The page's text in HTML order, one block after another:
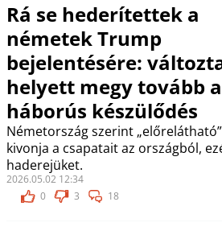
Rá se hederítettek a
németek Trump
bejelentésére:
helyett megy tovább a
háborús készülődés
Németország szerint
kivonja a csapatait az országból,
haderejüket.
2026.05.02 12:34
0
3 18